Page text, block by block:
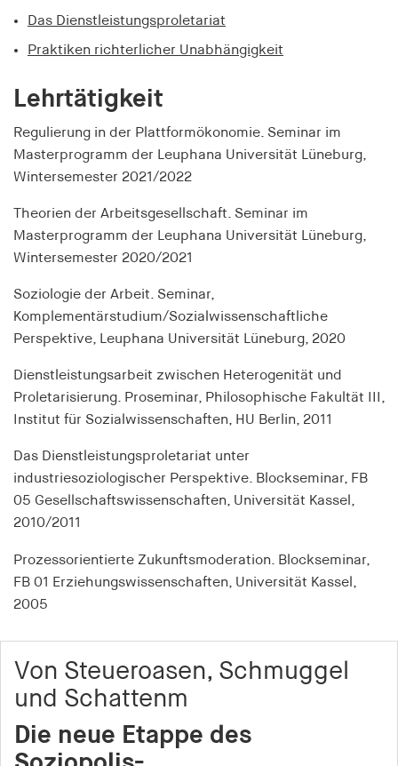
Das Dienstleistungsproletariat
Praktiken richterlicher Unabhängigkeit
Lehrtätigkeit
Regulierung in der Plattformökonomie. Seminar im
Masterprogramm der Leuphana Universität Lüneburg,
Wintersemester 2021/2022
Theorien der Arbeitsgesellschaft. Seminar im
Masterprogramm der Leuphana Universität Lüneburg,
Wintersemester 2020/2021
Soziologie der Arbeit. Seminar,
Komplementärstudium/Sozialwissenschaftliche
Perspektive, Leuphana Universität Lüneburg, 2020
Dienstleistungsarbeit zwischen Heterogenität und
Proletarisierung. Proseminar, Philosophische Fakultät III,
Institut für Sozialwissenschaften, HU Berlin, 2011
Das Dienstleistungsproletariat unter
industriesoziologischer Perspektive. Blockseminar, FB
05 Gesellschaftswissenschaften, Universität Kassel,
2010/2011
Prozessorientierte Zukunftsmoderation. Blockseminar,
FB 01 Erziehungswissenschaften, Universität Kassel,
2005
Von Steueroasen, Schmuggel
und Schattenm
Die neue Etappe des
smartadserver.com
Zweck:
Wird verwendet, um zu überprüfen, ob der
Browser des Nutzers Cookies akzeptiert, um die
Funktionalität der Webseite sicherzustellen
Cookie Laufzeit:
1 Jahr
Anbieter:
smartadserver.com
Zweck:
Wird verwendet, um die Synchronisierung von
Benutzer-IDs zwischen verschiedenen
Werbepartnern oder Plattformen zu ermöglichen
Cookie Laufzeit:
1 Jahr
smartadserver.com
Speichert eine eindeutige Benutzer-ID, die
verwendet wird, um das Nutzerverhalten zu
verfolgen und personalisierte Werbeanzeigen
auszuspielen